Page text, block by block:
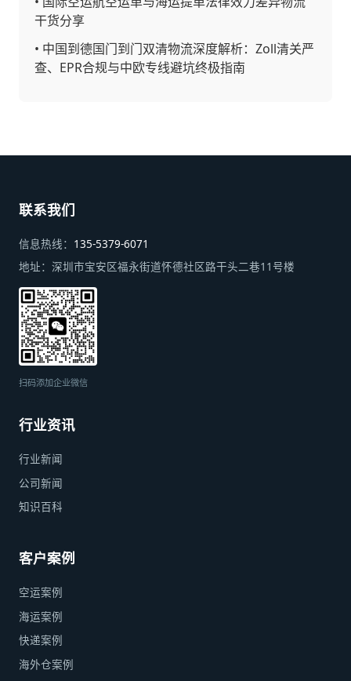
干货分享
• 中国到德国门到门双清物流深度解析：Zoll清关严
查、EPR合规与中欧专线避坑终极指南
联系我们
信息热线： 135-5379-6071
地址： 深圳市宝安区福永街道怀德社区路干头二巷11号楼
扫码添加企业微信
行业资讯
行业新闻
公司新闻
知识百科
客户案例
空运案例
海运案例
快递案例
海外仓案例